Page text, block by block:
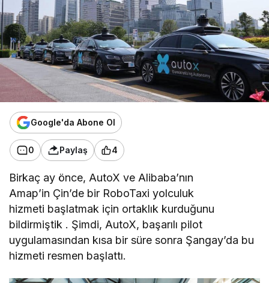
Google'da Abone Ol
0 Paylaş 4
Birkaç ay önce, AutoX ve Alibaba’nın
Amap’in Çin’de bir RoboTaxi yolculuk
hizmeti başlatmak için ortaklık kurduğunu
bildirmiştik . Şimdi, AutoX, başarılı pilot
uygulamasından kısa bir süre sonra Şangay’da bu
hizmeti resmen başlattı.